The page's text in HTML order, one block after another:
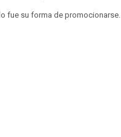
fue su forma de promocionarse.